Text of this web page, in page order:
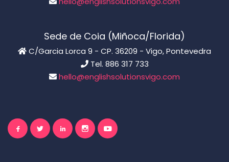
Sede de Coia (Miñoca/Florida)
C/Garcia Lorca 9 - CP. 36209 - Vigo, Pontevedra
Tel. 886 317 733
hello@englishsolutionsvigo.com